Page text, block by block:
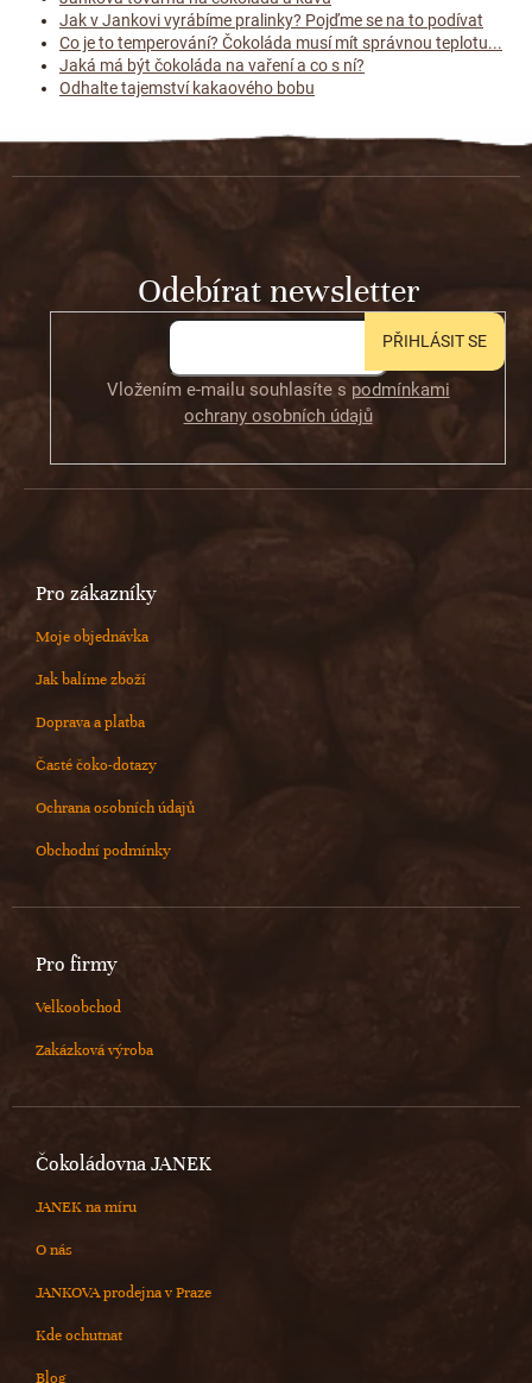
Jak v Jankovi vyrábíme pralinky? Pojďme se na to podívat
Co je to temperování? Čokoláda musí mít správnou teplotu...
Jaká má být čokoláda na vaření a co s ní?
Odhalte tajemství kakaového bobu
Z
Odebírat newsletter
Vložením e-mailu souhlasíte s podmínkami
ochrany osobních údajů
PŘIHLÁSIT SE
Pro zákazníky
Moje objednávka
Jak balíme zboží
Doprava a platba
Časté čoko-dotazy
Ochrana osobních údajů
Obchodní podmínky
Pro firmy
Velkoobchod
Zakázková výroba
Čokoládovna JANEK
JANEK na míru
O nás
JANKOVA prodejna v Praze
Kde ochutnat
Blog